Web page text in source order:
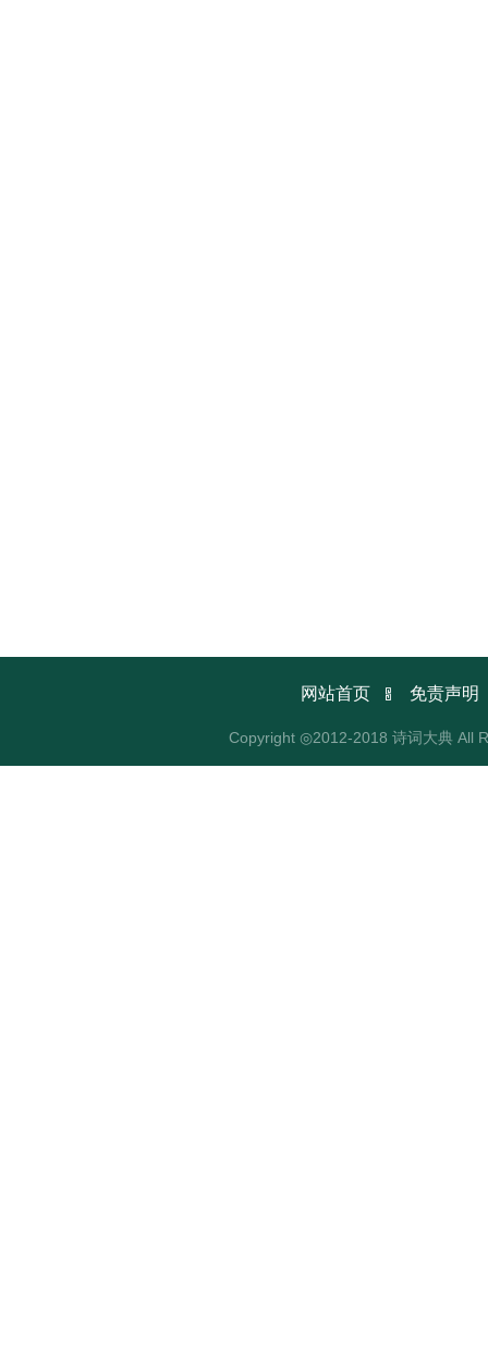
网站首页  免责声明
Copyright ◎2012-2018 诗词大典 All